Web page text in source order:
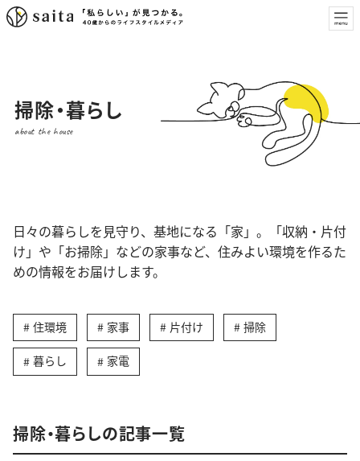
掃除・暮らし
about the house
日々の暮らしを見守り、基地になる「家」。「収納・片付
け」や「お掃除」などの家事など、住みよい環境を作るた
めの情報をお届けします。
住環境 家事 片付け 掃除
暮らし 家電
掃除・暮らしの記事一覧